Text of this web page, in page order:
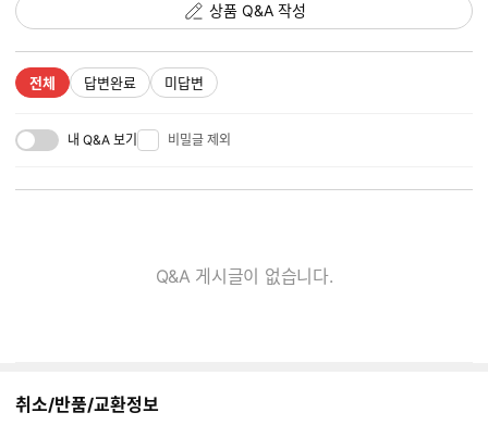
상품 Q&A 작성
전체 답변완료 미답변
내 Q&A 보기 비밀글 제외
Q&A 게시글이 없습니다.
취소/반품/교환정보